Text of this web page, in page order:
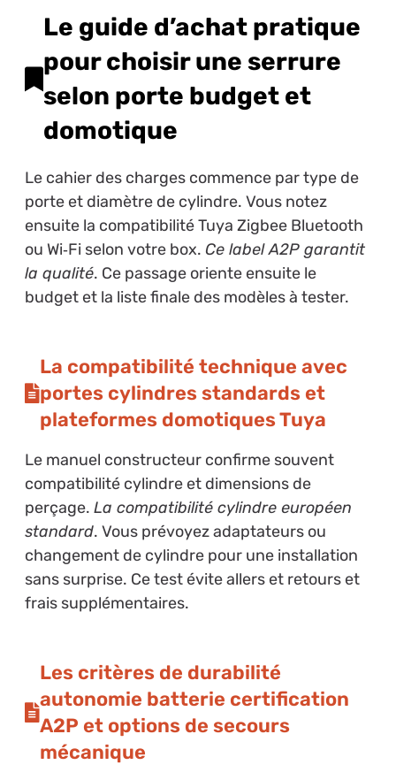
Le guide d’achat pratique
pour choisir une serrure
selon porte budget et
domotique
Le cahier des charges commence par type de
porte et diamètre de cylindre. Vous notez
ensuite la compatibilité Tuya Zigbee Bluetooth
ou Wi‑Fi selon votre box. Ce label A2P garantit
la qualité. Ce passage oriente ensuite le
budget et la liste finale des modèles à tester.
La compatibilité technique avec
portes cylindres standards et
plateformes domotiques Tuya
Le manuel constructeur confirme souvent
compatibilité cylindre et dimensions de
perçage. La compatibilité cylindre européen
standard. Vous prévoyez adaptateurs ou
changement de cylindre pour une installation
sans surprise. Ce test évite allers et retours et
frais supplémentaires.
Les critères de durabilité
autonomie batterie certification
A2P et options de secours
mécanique